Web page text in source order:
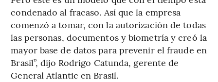
condenado al fracaso. Así que la empresa
comenzó a tomar, con la autorización de todas
las personas, documentos y biometría y creó la
mayor base de datos para prevenir el fraude en
Brasil”, dijo Rodrigo Catunda, gerente de
General Atlantic en Brasil.